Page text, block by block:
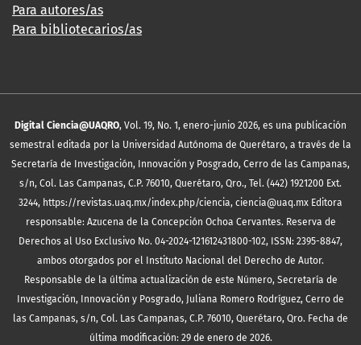
Para autores/as
Para bibliotecarios/as
Digital Ciencia@UAQRO, Vol. 19, No. 1, enero-junio 2026, es una publicación
semestral editada por la Universidad Autónoma de Querétaro, a través de la
Secretaría de Investigación, Innovación y Posgrado, Cerro de las Campanas,
s/n, Col. Las Campanas, C.P. 76010, Querétaro, Qro., Tel. (442) 1921200 Ext.
3244, https://revistas.uaq.mx/index.php/ciencia, ciencia@uaq.mx Editora
responsable: Azucena de la Concepción Ochoa Cervantes. Reserva de
Derechos al Uso Exclusivo No. 04-2024-121612431800-102, ISSN: 2395-8847,
ambos otorgados por el Instituto Nacional del Derecho de Autor.
Responsable de la última actualización de este Número, Secretaría de
Investigación, Innovación y Posgrado, Juliana Romero Rodríguez, Cerro de
las Campanas, s/n, Col. Las Campanas, C.P. 76010, Querétaro, Qro. Fecha de
última modificación: 29 de enero de 2026.